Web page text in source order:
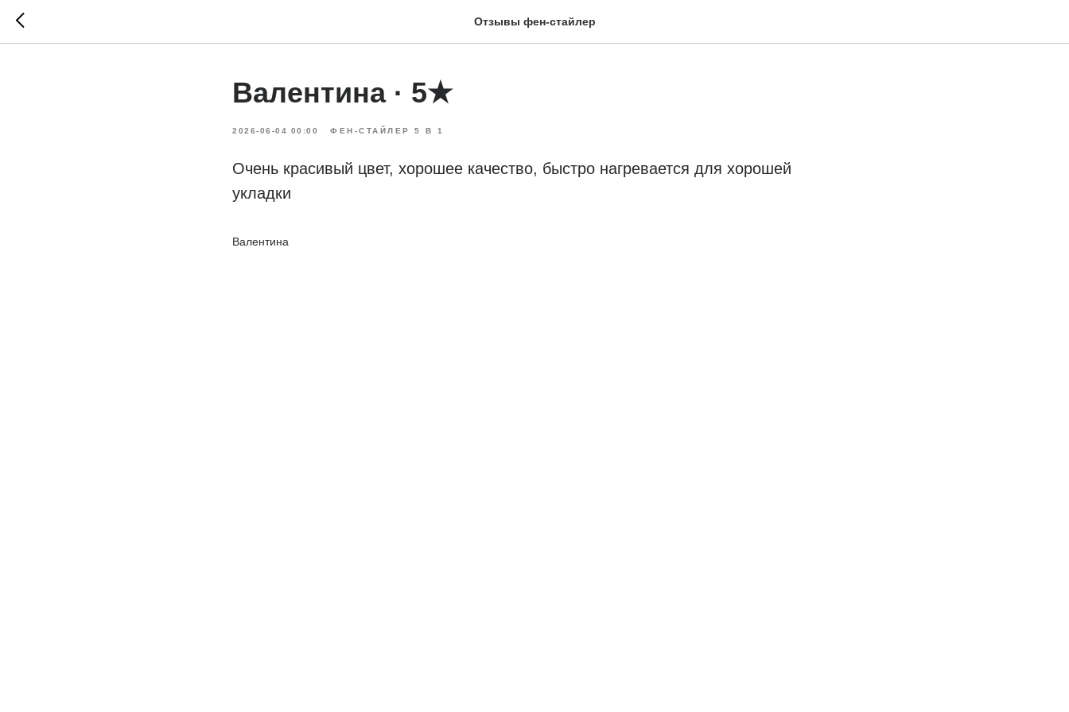
Отзывы фен-стайлер
Валентина · 5★
2026-06-04 00:00 ФЕН-СТАЙЛЕР 5 В 1
Очень красивый цвет, хорошее качество, быстро нагревается для хорошей
укладки
Валентина